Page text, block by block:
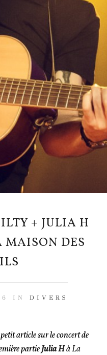
+ JULIA H
MAISON DES
IN DIVERS
article sur le concert de
partieJulia HàLa